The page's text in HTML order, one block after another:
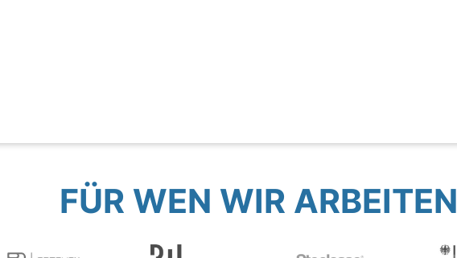
FÜR WEN WIR ARBEITEN